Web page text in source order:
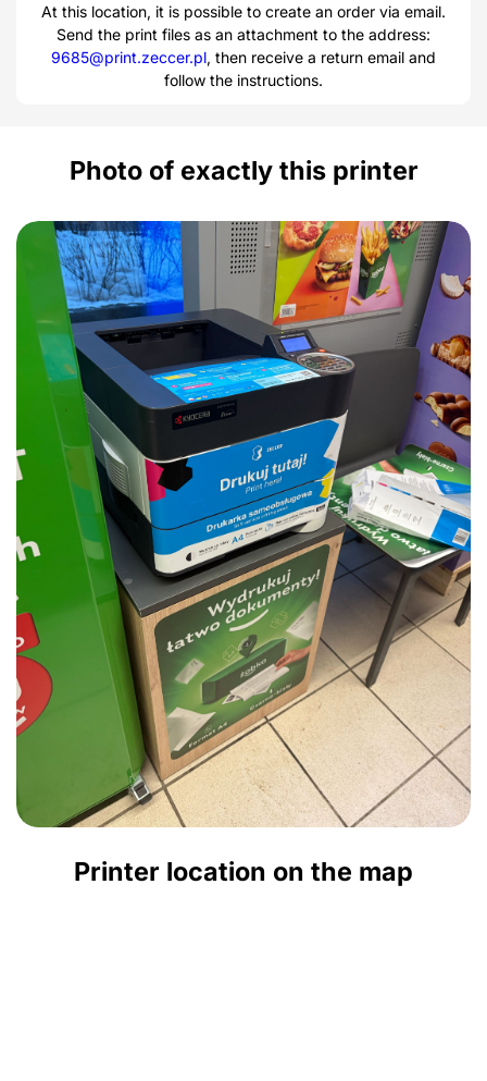
At this location, it is possible to create an order via email.
Send the print files as an attachment to the address:
9685@print.zeccer.pl, then receive a return email and
follow the instructions.
Photo of exactly this printer
Printer location on the map